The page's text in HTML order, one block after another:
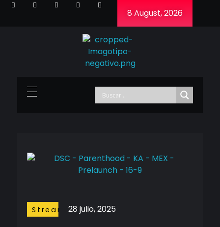
8 August, 2026
28 julio, 2025
Streaming